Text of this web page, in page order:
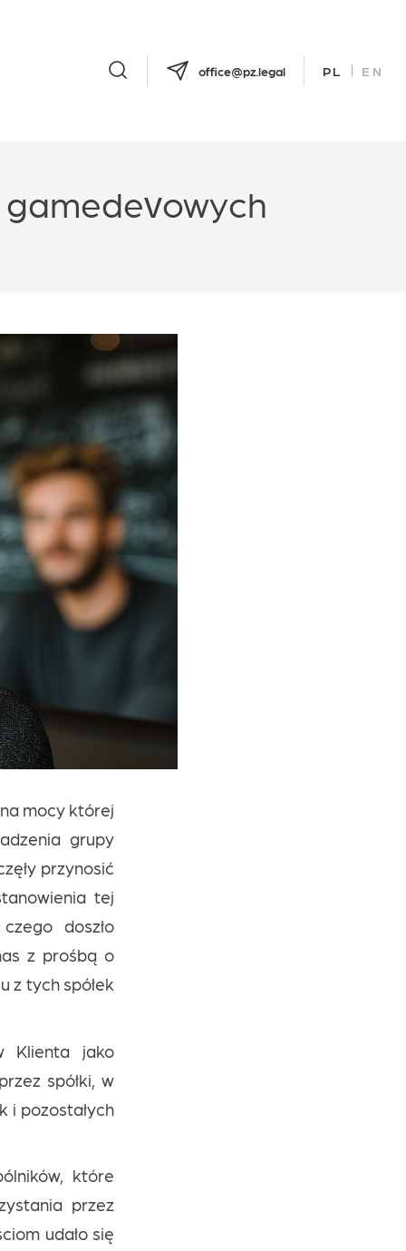
office@pz.legal PL EN
gamedevowych
mocy której
grupy
przynosić
tej
doszło
z prośbą o
z tych spółek
Klienta jako
spółki, w
i pozostałych
które
przez
udało się